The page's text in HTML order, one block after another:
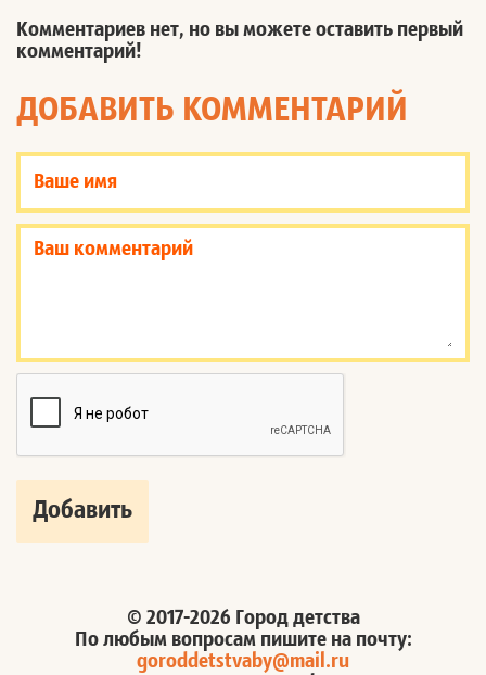
Комментариев нет, но вы можете оставить первый
комментарий!
ДОБАВИТЬ КОММЕНТАРИЙ
© 2017-2026 Город детства
По любым вопросам пишите на почту:
goroddetstvaby@mail.ru